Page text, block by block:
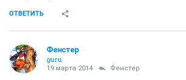
ОТВЕТИТЬ
Фенстер
guru
19 марта 2014 Фенстер